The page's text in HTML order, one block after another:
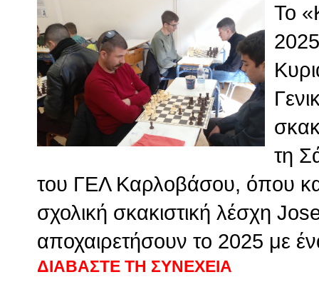
Το
τη
του ΓΕΛ Καρλοβάσου, όπου
σχολική σκακιστική λέσχη
αποχαιρετήσουν το 2025 με
ΔΙΑΒΑΣΤΕ ΤΗ ΣΥΝΕΧΕΙΑ